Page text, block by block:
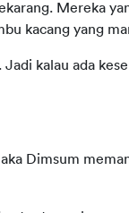
Mereka
kacang yang
kalau ada
Dimsum